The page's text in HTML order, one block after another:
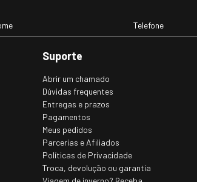
Suporte
Abrir um chamado
Dúvidas frequentes
Entregas e prazos
Pagamentos
Meus pedidos
Parcerias e Afiliados
Políticas de Privacidade
Troca, devolução ou garantia